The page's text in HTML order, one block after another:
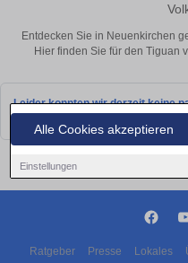
Alle Cookies akzeptieren
Einstellungen
Entdecken Sie in Neuenkirchen
Hier finden Sie für den Tiguan
Leider konnten wir derzeit keine
Ratgeber Presse Lokales